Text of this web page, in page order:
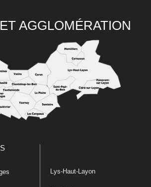
AGGLOMÉRATION
Lys-Haut-Layon